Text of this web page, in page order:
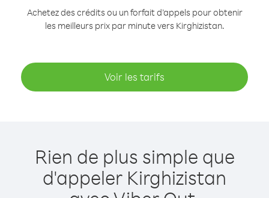
Achetez des crédits ou un forfait d’appels pour obtenir
les meilleurs prix par minute vers Kirghizistan.
Voir les tarifs
Rien de plus simple que
d'appeler Kirghizistan